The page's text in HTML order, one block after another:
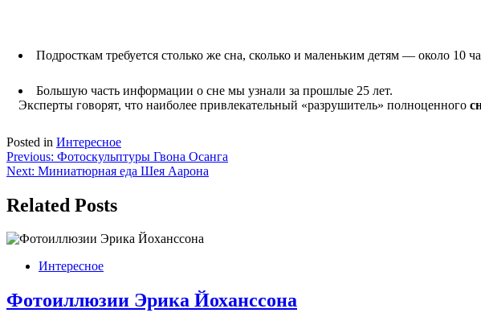
Подросткам требуется столько же сна, сколько и маленьким детям — около
Большую часть информации о сне мы узнали за прошлые 25 лет.
Эксперты говорят, что наиболее привлекательный «разрушитель» полноценного
Posted in Интересное
Навигация
по
записям
Previous: Фотоскульптуры Гвона Осанга
Next: Миниатюрная еда Шея Аарона
Related Posts
Интересное
Фотоиллюзии Эрика Йоханссона